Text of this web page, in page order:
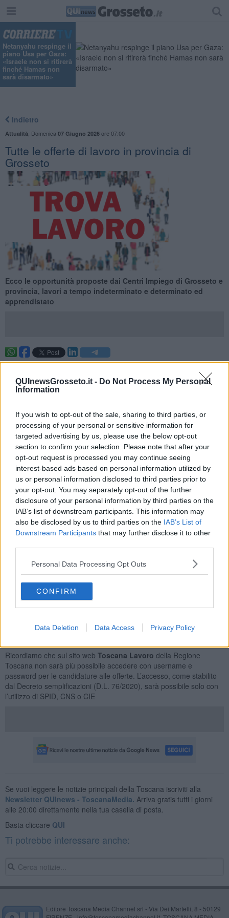
QUInewsGrosseto.it - Do Not Process My Personal
Information
If you wish to opt-out of the sale, sharing to third parties, or
processing of your personal or sensitive information for
targeted advertising by us, please use the below opt-out
section to confirm your selection. Please note that after your
opt-out request is processed you may continue seeing
interest-based ads based on personal information utilized by
us or personal information disclosed to third parties prior to
your opt-out. You may separately opt-out of the further
disclosure of your personal information by third parties on the
IAB’s list of downstream participants. This information may
also be disclosed by us to third parties on the IAB’s List of
Downstream Participants that may further disclose it to other
Personal Data Processing Opt Outs
CONFIRM
Data Deletion Data Access Privacy Policy
Netanyahu respinge il
piano Usa per Gaza:
«Israele non si ritirerà
finché Hamas non
sarà disarmato»
Indietro
Attualità Domenica 07 Giugno 2026ore 07:00
​Tutte le offerte di lavoro in provincia di
Grosseto
Ecco le opportunità proposte dai Centri Impiego di Grosseto e
provincia, lavori a tempo indeterminato e determinato ed
apprendistato
Ecco le opportunità proposte dai Centri Impiego di Grosseto e
provincia per la settimana 23 del 2026 (dal 07 June 2026 al 13
June 2026), lavori a tempo indeterminato e determinato ed
Questa settimana:
I lavori più richiesti
Commessi Delle Vendite al Minuto23
Bagnini e Professioni Assimilate19
Camerieri di Ristorante18
Cuochi In Alberghi e Ristoranti16
Orario Lavoro
Full Time 206
Lavoro Nel Fine Settimana83
Tipologia Contratto
Lavoro a Tempo Determinato
Contratto di Agenzia28
Ricordiamo che sul sito web Toscana Lavoro della Regione
Toscana non sarà più possibile accedere con username e
password per le candidature alle offerte. L’accesso, come stabilito
dal Decreto semplificazioni (D.L. 76/2020), sarà possibile solo con
l’utilizzo di SPID, CNS o CIE
Se vuoi leggere le notizie principali della Toscana iscriviti alla
Newsletter QUInews - ToscanaMedia. Arriva gratis tutti i giorni
alle 20:00 direttamente nella tua casella di posta.
Basta cliccare QUI
Ti potrebbe interessare anche:
Editore Toscana Media Channel srl - Via Dei Martelli, 8 - 50129